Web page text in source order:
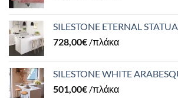
SILESTONE ETERNAL
728,00€ /πλάκα
SILESTONE WHITE
501,00€ /πλάκα